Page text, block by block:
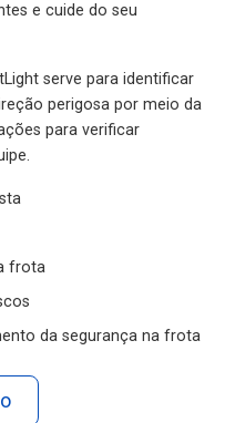
e cuide do seu
serve para identificar
perigosa por meio da
para verificar
frota
da segurança na frota